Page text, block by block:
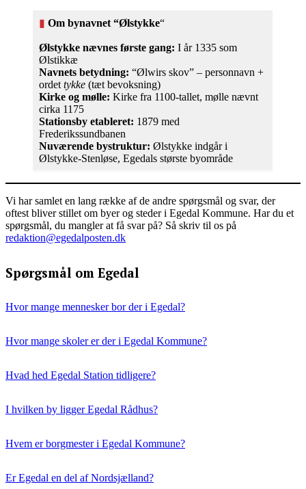
▮ Om bynavnet “Ølstykke“
Ølstykke nævnes første gang: I år 1335 som
Ølstikkæ
Navnets betydning: “Ølwirs skov” – personnavn +
ordet tykke (tæt bevoksning)
Kirke og mølle: Kirke fra 1100-tallet, mølle nævnt
cirka 1175
Stationsby etableret: 1879 med
Frederikssundbanen
Nuværende bystruktur: Ølstykke indgår i
Ølstykke-Stenløse, Egedals største byområde
Vi har samlet en lang række af de andre spørgsmål og svar, der
oftest bliver stillet om byer og steder i Egedal Kommune. Har du et
spørgsmål, du mangler at få svar på? Så skriv til os på
redaktion@egedalposten.dk
Spørgsmål om Egedal
Hvor mange mennesker bor der i Egedal?
Hvor mange skoler er der i Egedal Kommune?
Hvad hed Egedal Station tidligere?
I hvilken by ligger Egedal Rådhus?
Hvem er borgmester i Egedal Kommune?
Er Egedal en del af Nordsjælland?